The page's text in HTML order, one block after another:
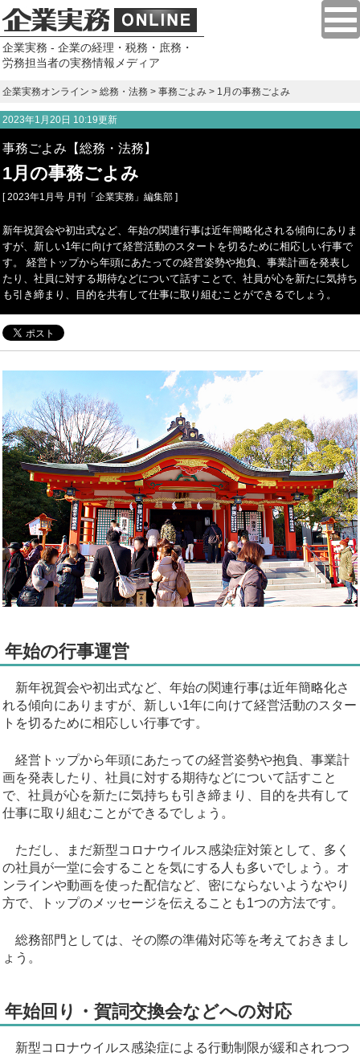
企業実務 - 企業の経理・税務・庶務・
労務担当者の実務情報メディア
企業実務オンライン > 総務・法務 > 事務ごよみ > 1月の事務ごよみ
2023年1月20日 10:19更新
事務ごよみ【総務・法務】
1月の事務ごよみ
[ 2023年1月号 月刊「企業実務」編集部 ]
新年祝賀会や初出式など、年始の関連行事は近年簡略化される傾向にありま
すが、新しい1年に向けて経営活動のスタートを切るために相応しい行事で
す。 経営トップから年頭にあたっての経営姿勢や抱負、事業計画を発表し
たり、社員に対する期待などについて話すことで、社員が心を新たに気持ち
も引き締まり、目的を共有して仕事に取り組むことができるでしょう。
年始の行事運営
新年祝賀会や初出式など、年始の関連行事は近年簡略化さ
れる傾向にありますが、新しい1年に向けて経営活動のスター
トを切るために相応しい行事です。
経営トップから年頭にあたっての経営姿勢や抱負、事業計
画を発表したり、社員に対する期待などについて話すこと
で、社員が心を新たに気持ちも引き締まり、目的を共有して
仕事に取り組むことができるでしょう。
ただし、まだ新型コロナウイルス感染症対策として、多く
の社員が一堂に会することを気にする人も多いでしょう。オ
ンラインや動画を使った配信など、密にならないようなやり
方で、トップのメッセージを伝えることも1つの方法です。
総務部門としては、その際の準備対応等を考えておきまし
ょう。
年始回り・賀詞交換会などへの対応
新型コロナウイルス感染症による行動制限が緩和されつつ